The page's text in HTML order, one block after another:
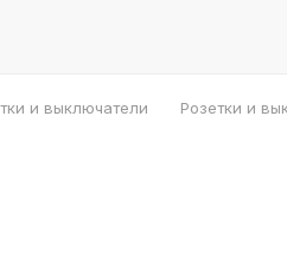
и выключатели Розетки и